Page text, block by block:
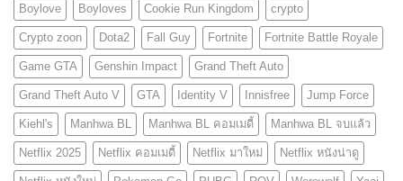
Boylove Boyloves Cookie Run Kingdom crypto
Crypto zoon Dota2 Fall Guy Fortnite Fortnite Battle Royale
Game GTA Genshin Impact Grand Theft Auto
Grand Theft Auto V GTA Identity V Innisfree Jump Force
Kiehl's Manhwa BL Manhwa BL คอมเมดี้ Manhwa BL จบแล้ว
Netflix 2025 Netflix คอมเมดี้ Netflix มาใหม่ Netflix หนังน่าดู